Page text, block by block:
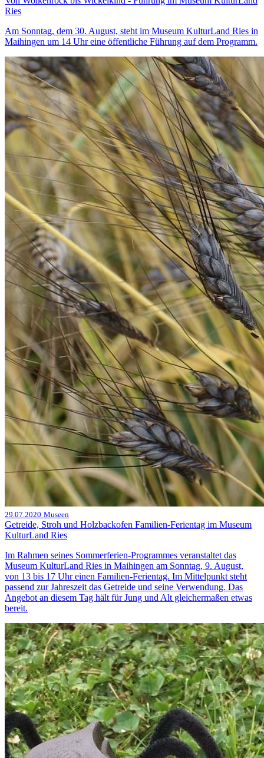
Ries
Am Sonntag, dem 30. August, steht im Museum KulturLand Ries in
Maihingen um 14 Uhr eine öffentliche Führung auf dem Programm.
29.07.2020 Museen
Getreide, Stroh und Holzbackofen Familien-Ferientag im Museum
KulturLand Ries
Im Rahmen seines Sommerferien-Programmes veranstaltet das
Museum KulturLand Ries in Maihingen am Sonntag, 9. August,
von 13 bis 17 Uhr einen Familien-Ferientag. Im Mittelpunkt steht
passend zur Jahreszeit das Getreide und seine Verwendung. Das
Angebot an diesem Tag hält für Jung und Alt gleichermaßen etwas
bereit.